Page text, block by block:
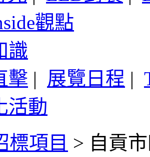
觀點
識
擊 | 展覽日程 |
活動
標項目 > 自貢